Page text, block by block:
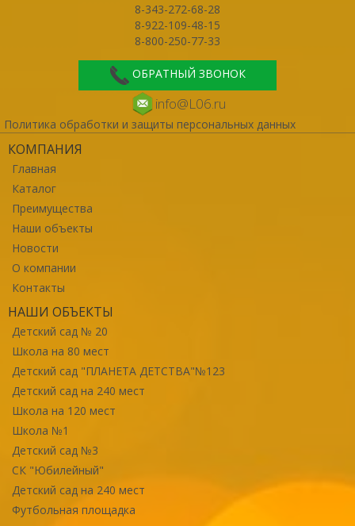
8-343-272-68-28
8-922-109-48-15
8-800-250-77-33
ОБРАТНЫЙ ЗВОНОК
info@L06.ru
Политика обработки и защиты персональных данных
КОМПАНИЯ
Главная
Каталог
Преимущества
Наши объекты
Новости
О компании
Контакты
НАШИ ОБЪЕКТЫ
Детский сад № 20
Школа на 80 мест
Детский сад "ПЛАНЕТА ДЕТСТВА"№123
Детский сад на 240 мест
Школа на 120 мест
Школа №1
Детский сад №3
СК "Юбилейный"
Детский сад на 240 мест
Футбольная площадка